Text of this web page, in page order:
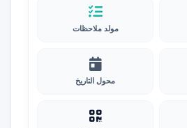
مولد ملاحظات
محول التاريخ